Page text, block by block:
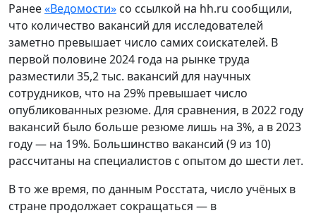
Ранее«Ведомости» со ссылкой на hh.ru сообщили,
что количество вакансий для исследователей
заметно превышает число самих соискателей. В
первой половине 2024 года на рынке труда
разместили 35,2 тыс. вакансий для научных
сотрудников, что на 29% превышает число
опубликованных резюме. Для сравнения, в 2022 году
вакансий было больше резюме лишь на 3%, а в 2023
году — на 19%. Большинство вакансий (9 из 10)
рассчитаны на специалистов с опытом до шести лет.
В то же время, по данным Росстата, число учёных в
стране продолжает сокращаться — в